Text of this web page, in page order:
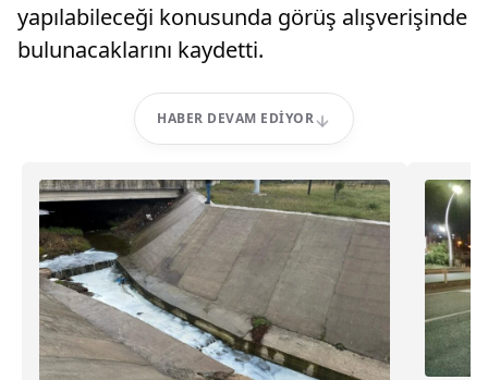
yapılabileceği konusunda görüş alışverişinde
bulunacaklarını kaydetti.
HABER DEVAM EDIYOR